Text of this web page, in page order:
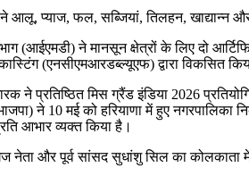
आलू, प्याज, फल, सब्जियां, तिलहन, खाद्यान्न और
(आईएमडी) ने मानसून क्षेत्रों के लिए दो
(एनसीएमआरडब्ल्यूएफ) द्वारा विकसित
ने प्रतिष्ठित मिस ग्रैंड इंडिया 2026
ने 10 मई को हरियाणा में हुए
आभार व्यक्त किया है।
नेता और पूर्व सांसद सुधांशु सिल का कोलकाता